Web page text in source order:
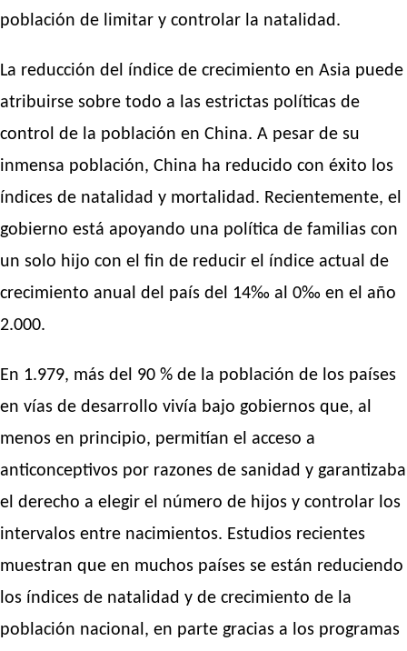
población de limitar y controlar la natalidad.
La reducción del índice de crecimiento en Asia puede
atribuirse sobre todo a las estrictas políticas de
control de la población en China. A pesar de su
inmensa población, China ha reducido con éxito los
índices de natalidad y mortalidad. Recientemente, el
gobierno está apoyando una política de familias con
un solo hijo con el fin de reducir el índice actual de
crecimiento anual del país del 14‰ al 0‰ en el año
2.000.
En 1.979, más del 90 % de la población de los países
en vías de desarrollo vivía bajo gobiernos que, al
menos en principio, permitían el acceso a
anticonceptivos por razones de sanidad y garantizaba
el derecho a elegir el número de hijos y controlar los
intervalos entre nacimientos. Estudios recientes
muestran que en muchos países se están reduciendo
los índices de natalidad y de crecimiento de la
población nacional, en parte gracias a los programas